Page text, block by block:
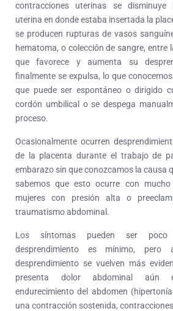
contracciones uterinas se disminuye
uterina en donde estaba insertada la
se producen rupturas de vasos
hematoma, o colección de sangre, entre
que favorece y aumenta su
finalmente se expulsa, lo que
que puede ser espontáneo o dirigido
cordón umbilical o se despega
proceso.
Ocasionalmente ocurren
de la placenta durante el trabajo de
embarazo sin que conozcamos la causa
sabemos que esto ocurre con
mujeres con presión alta o
traumatismo abdominal.
Los síntomas pueden ser
desprendimiento es mínimo,
desprendimiento se vuelven más
presenta dolor abdominal aún
endurecimiento del abdomen
una contracción sostenida,